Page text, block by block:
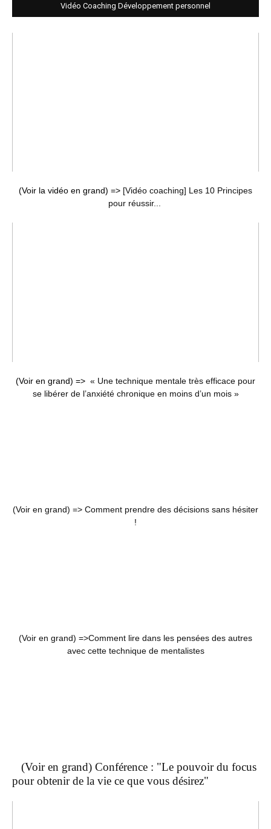
Vidéo Coaching Développement personnel
(Voir la vidéo en grand) => [Vidéo coaching] Les 10 Principes
pour réussir...
(Voir en grand) => « Une technique mentale très efficace pour
se libérer de l’anxiété chronique en moins d’un mois »
(Voir en grand) => Comment prendre des décisions sans hésiter
!
(Voir en grand) =>Comment lire dans les pensées des autres
avec cette technique de mentalistes
(Voir en grand) Conférence : "Le pouvoir du focus
pour obtenir de la vie ce que vous désirez"